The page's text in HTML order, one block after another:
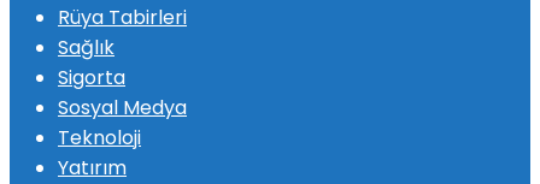
Rüya Tabirleri
Sağlık
Sigorta
Sosyal Medya
Teknoloji
Yatırım